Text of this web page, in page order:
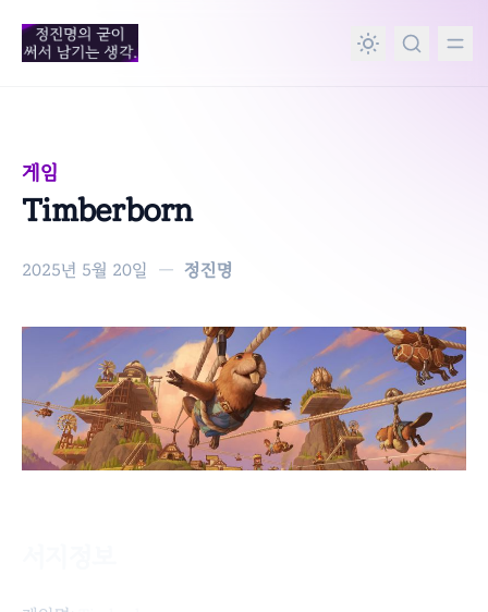
content
게임
Timberborn
2025년 5월 20일 — 정진명